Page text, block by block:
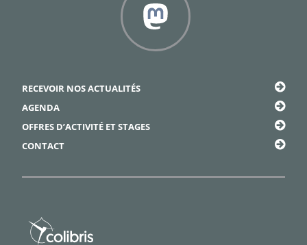
RECEVOIR NOS ACTUALITÉS
AGENDA
OFFRES D’ACTIVITÉ ET STAGES
CONTACT